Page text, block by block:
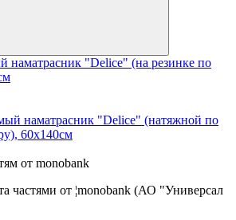
наматрасник "Delice" (на резинке по
частями от ¦monobank (АО "Универсал